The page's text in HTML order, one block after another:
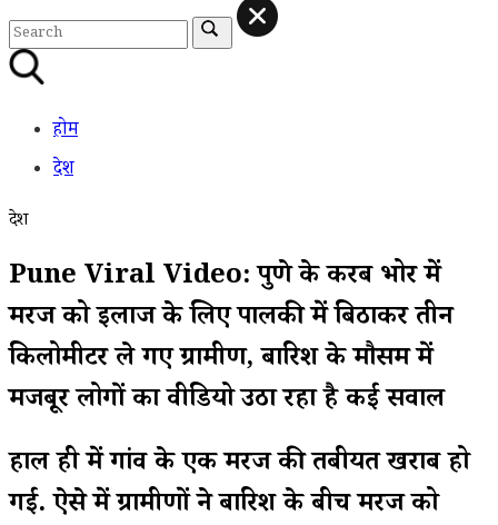
होम
देश
देश
Pune Viral Video: पुणे के करीब भोर में
मरीज को इलाज के लिए पालकी में बिठाकर तीन
किलोमीटर ले गए ग्रामीण, बारिश के मौसम में
मजबूर लोगों का वीडियो उठा रहा है कई सवाल
हाल ही में गांव के एक मरीज की तबीयत खराब हो
गई. ऐसे में ग्रामीणों ने बारिश के बीच मरीज को